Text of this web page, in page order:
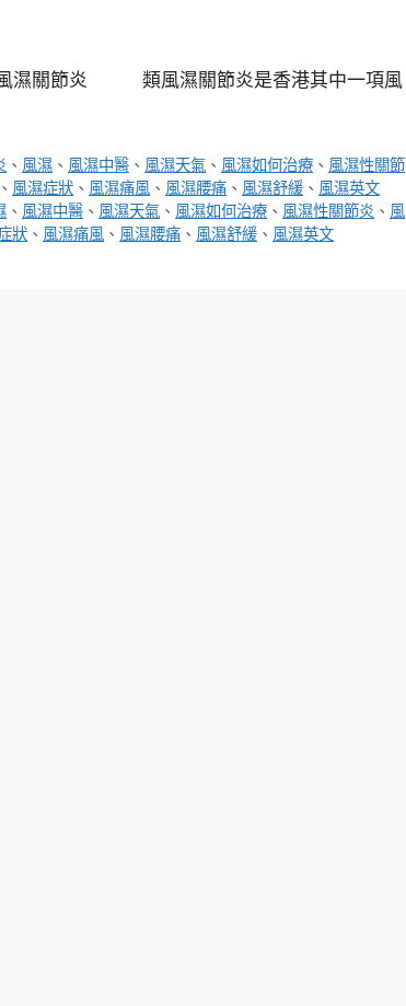
風濕關節炎 類風濕關節炎是香港其中一項風
、 風濕 、 風濕中醫 、 風濕天氣 、 風濕如何治療 、 風濕性關節
、 風濕症狀 、 風濕痛風 、 風濕腰痛 、 風濕舒緩 、 風濕英文
、 風濕中醫 、 風濕天氣 、 風濕如何治療 、 風濕性關節炎 、 風
狀 、 風濕痛風 、 風濕腰痛 、 風濕舒緩 、 風濕英文